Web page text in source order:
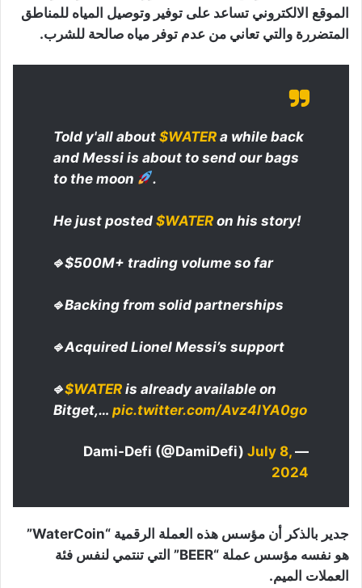
الموقع الالكتروني تساعد على توفير وتوصيل المياه للمناطق
المتضررة والتي تعاني من عدم توفر مياه صالحة للشرب.
Told y'all about $WATER a while back
and Messi is about to send our bags
to the moon
.
He just posted $WATER on his story!
⎆ $500M+ trading volume so far
⎆ Backing from solid partnerships
⎆ Acquired Lionel Messi’s support
⎆$WATER is already available on
Bitget,… pic.twitter.com/Avz4lYA0go
— Dami-Defi (@DamiDefi)
July 8,
2024
جدير بالذكر أن مؤسس هذه العملة الرقمية “WaterCoin”
هو نفسه مؤسس عملة “BEER” التي تنتمي لنفس فئة
العملات الميم.